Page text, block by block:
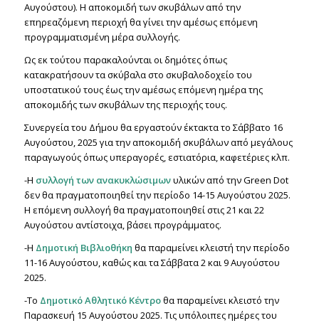
Αυγούστου). Η αποκομιδή των σκυβάλων από την
επηρεαζόμενη περιοχή θα γίνει την αμέσως επόμενη
προγραμματισμένη μέρα συλλογής.
Ως εκ τούτου παρακαλούνται οι δημότες όπως
κατακρατήσουν τα σκύβαλα στο σκυβαλοδοχείο του
υποστατικού τους έως την αμέσως επόμενη ημέρα της
αποκομιδής των σκυβάλων της περιοχής τους.
Συνεργεία του Δήμου θα εργαστούν έκτακτα το Σάββατο 16
Αυγούστου, 2025 για την αποκομιδή σκυβάλων από μεγάλους
παραγωγούς όπως υπεραγορές, εστιατόρια, καφετέριες κλπ.
-Η συλλογή των ανακυκλώσιμωνυλικών από την Green Dot
δεν θα πραγματοποιηθεί την περίοδο 14-15 Αυγούστου 2025.
Η επόμενη συλλογή θα πραγματοποιηθεί στις 21 και 22
Αυγούστου αντίστοιχα, βάσει προγράμματος.
-Η Δημοτική Βιβλιοθήκη θα παραμείνει κλειστή την περίοδο
11-16 Αυγούστου, καθώς και τα Σάββατα 2 και 9 Αυγούστου
2025.
-Το Δημοτικό Αθλητικό Κέντροθα παραμείνει κλειστό την
Παρασκευή 15 Αυγούστου 2025. Τις υπόλοιπες ημέρες του